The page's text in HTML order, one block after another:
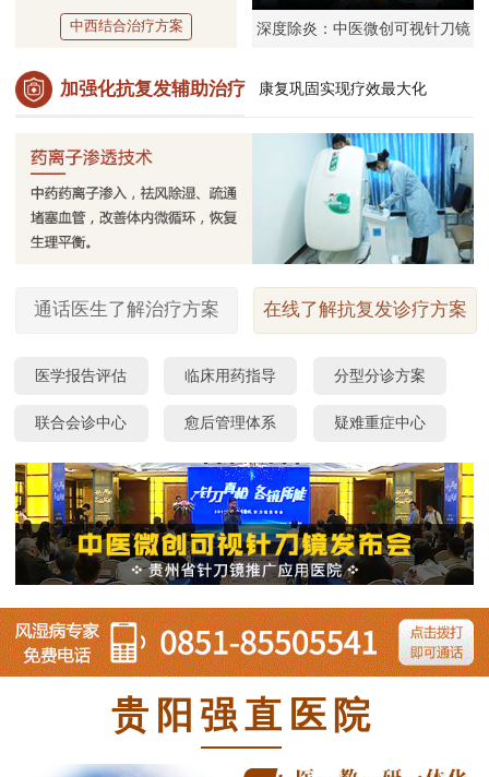
中西结合治疗方案 深度除炎：中医微创可视针刀镜
加强化抗复发辅助治疗 康复巩固实现疗效最大化
通话医生了解治疗方案 在线了解抗复发诊疗方案
医学报告评估 临床用药指导 分型分诊方案
联合会诊中心 愈后管理体系 疑难重症中心
贵阳强直医院